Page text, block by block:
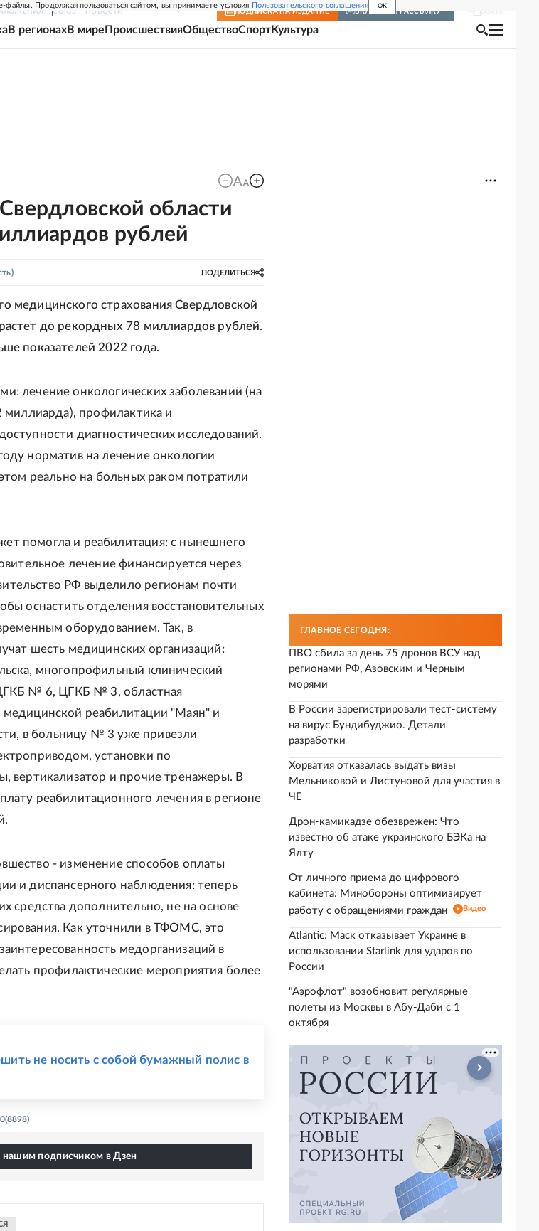
файлы. Продолжая пользоваться сайтом, вы принимаете условия Пользовательского соглашения OK
СОЮЗ НОВОСТИ ПОДПИСКА НА ИЗДАНИЕ ВКЛЮЧИТЬ РАССЫЛКУ
В регионахВ мире ПроисшествияОбществоСпортКультура
области
рублей
ПОДЕЛИТЬСЯ
медицинского страхования Свердловской
до рекордных 78 миллиардов рублей.
показателей 2022 года.
лечение онкологических заболеваний (на
миллиарда), профилактика и
диагностических исследований.
норматив на лечение онкологии
реально на больных раком потратили
помогла и реабилитация: с нынешнего
лечение финансируется через
РФ выделило регионам почти
оснастить отделения восстановительных
оборудованием. Так, в
шесть медицинских организаций:
многопрофильный клинический
№ 6, ЦГКБ № 3, областная
медицинской реабилитации "Маян" и
в больницу № 3 уже привезли
установки по
вертикализатор и прочие тренажеры. В
реабилитационного лечения в регионе
- изменение способов оплаты
и диспансерного наблюдения: теперь
средства дополнительно, не на основе
Как уточнили в ТФОМС, это
медорганизаций в
профилактические мероприятия более
не носить с собой бумажный полис в
нашим подписчиком в Дзен
ГЛАВНОЕ СЕГОДНЯ:
ПВО сбила за день 75 дронов ВСУ над
регионами РФ, Азовским и Черным
морями
В России зарегистрировали тест-систему
на вирус Бундибуджио. Детали
разработки
Хорватия отказалась выдать визы
Мельниковой и Листуновой для участия в
ЧЕ
Дрон-камикадзе обезврежен: Что
известно об атаке украинского БЭКа на
Ялту
От личного приема до цифрового
кабинета: Минобороны оптимизирует
работу с обращениями граждан
Видео
Atlantic: Маск отказывает Украине в
использовании Starlink для ударов по
России
"Аэрофлот" возобновит регулярные
полеты из Москвы в Абу-Даби с 1
октября